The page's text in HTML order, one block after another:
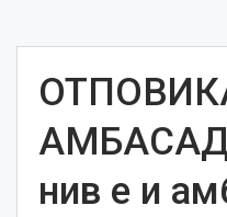
нив е и